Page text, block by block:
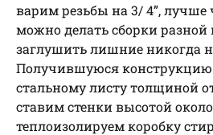
варим резьбы на 3/ 4”, лучше
можно делать сборки
заглушить лишние никогда
Получившуюся
стальному листу толщиной
ставим стенки высотой
теплоизолируем коробку